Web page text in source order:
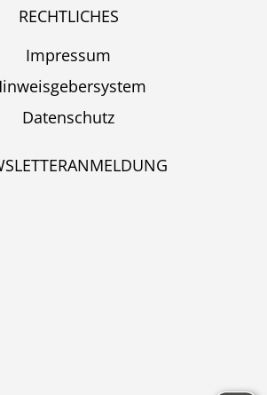
RECHTLICHES
Impressum
Datenschutz